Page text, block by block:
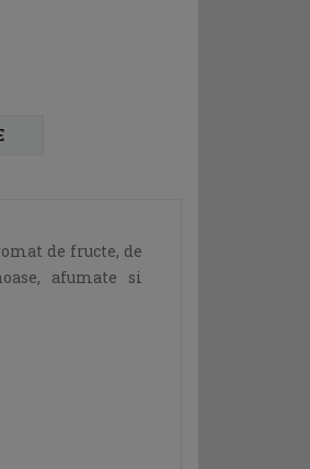
de fructe, de
afumate si